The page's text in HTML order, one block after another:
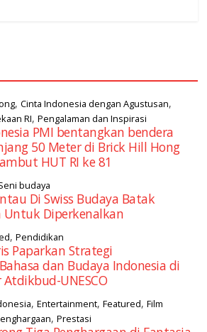
,Cinta Indonesia dengan Agustusan,
RI,Pengalaman dan Inspirasi
PMI bentangkan bendera
50 Meter di Brick Hill Hong
HUT RI ke 81
budaya
Di Swiss Budaya Batak
Untuk Diperkenalkan
,Pendidikan
Paparkan Strategi
dan Budaya Indonesia di
UNESCO
,Entertainment,Featured,Film
,Prestasi